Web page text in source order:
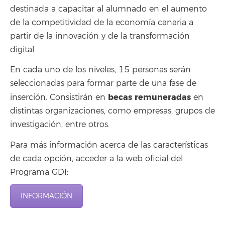
destinada a capacitar al alumnado en el aumento
de la competitividad de la economía canaria a
partir de la innovación y de la transformación
digital.
En cada uno de los niveles, 15 personas serán
seleccionadas para formar parte de una fase de
inserción. Consistirán en becas remuneradas en
distintas organizaciones, como empresas, grupos de
investigación, entre otros.
Para más información acerca de las características
de cada opción, acceder a la web oficial del
Programa GDI:
INFORMACIÓN